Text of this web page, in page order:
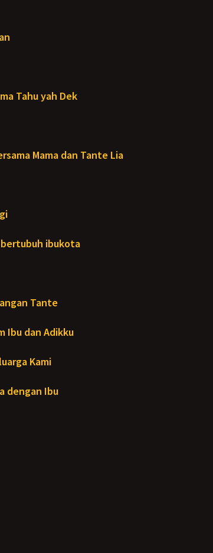
Tahu yah Dek
Mama dan Tante Lia
bertubuh ibukota
Tante
Ibu dan Adikku
Kami
dengan Ibu